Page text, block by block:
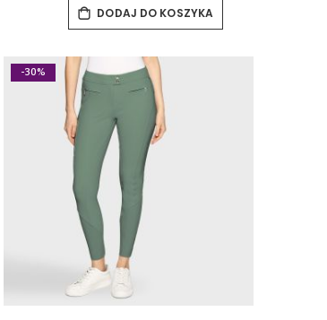
DODAJ DO KOSZYKA
-30%